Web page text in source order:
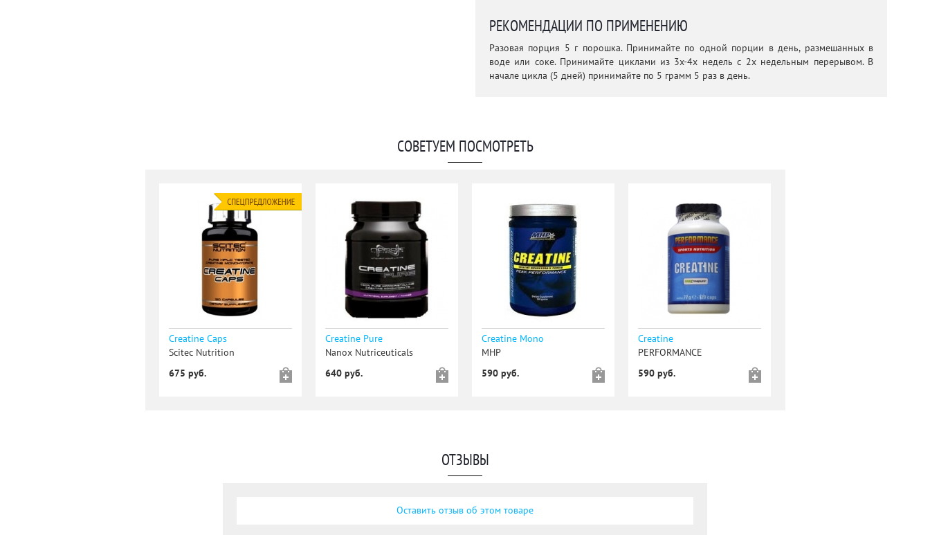
РЕКОМЕНДАЦИИ ПО ПРИМЕНЕНИЮ
Разовая порция 5 г порошка. Принимайте по одной порции в день, размешанных в
воде или соке. Принимайте циклами из 3х-4х недель с 2х недельным перерывом. В
начале цикла (5 дней) принимайте по 5 грамм 5 раз в день.
СОВЕТУЕМ ПОСМОТРЕТЬ
Creatine Caps
Scitec Nutrition
675 руб.
Creatine Pure
Nanox Nutriceuticals
640 руб.
Creatine Mono
MHP
590 руб.
Creatine
PERFORMANCE
590 руб.
ОТЗЫВЫ
Оставить отзыв об этом товаре